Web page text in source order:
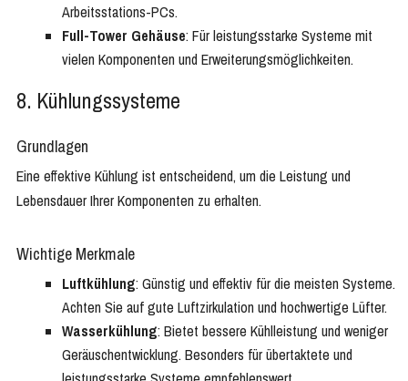
Arbeitsstations-PCs.
Full-Tower Gehäuse: Für leistungsstarke Systeme mit
vielen Komponenten und Erweiterungsmöglichkeiten.
8. Kühlungssysteme
Grundlagen
Eine effektive Kühlung ist entscheidend, um die Leistung und
Lebensdauer Ihrer Komponenten zu erhalten.
Wichtige Merkmale
Luftkühlung: Günstig und effektiv für die meisten Systeme.
Achten Sie auf gute Luftzirkulation und hochwertige Lüfter.
Wasserkühlung: Bietet bessere Kühlleistung und weniger
Geräuschentwicklung. Besonders für übertaktete und